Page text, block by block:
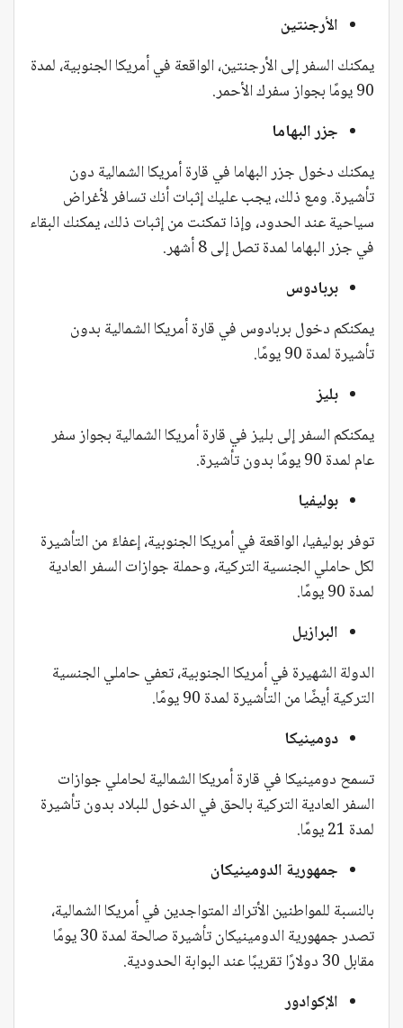
الأرجنتين
يمكنك السفر إلى الأرجنتين، الواقعة في أمريكا الجنوبية، لمدة
90 يومًا بجواز سفرك الأحمر.
جزر البهاما
يمكنك دخول جزر البهاما في قارة أمريكا الشمالية دون
تأشيرة. ومع ذلك، يجب عليك إثبات أنك تسافر لأغراض
سياحية عند الحدود، وإذا تمكنت من إثبات ذلك، يمكنك البقاء
في جزر البهاما لمدة تصل إلى 8 أشهر.
بربادوس
يمكنكم دخول بربادوس في قارة أمريكا الشمالية بدون
تأشيرة لمدة 90 يومًا.
بليز
يمكنكم السفر إلى بليز في قارة أمريكا الشمالية بجواز سفر
عام لمدة 90 يومًا بدون تأشيرة.
بوليفيا
توفر بوليفيا، الواقعة في أمريكا الجنوبية، إعفاءً من التأشيرة
لكل حاملي الجنسية التركية، وحملة جوازات السفر العادية
لمدة 90 يومًا.
البرازيل
الدولة الشهيرة في أمريكا الجنوبية، تعفي حاملي الجنسية
التركية أيضًا من التأشيرة لمدة 90 يومًا.
دومينيكا
تسمح دومينيكا في قارة أمريكا الشمالية لحاملي جوازات
السفر العادية التركية بالحق في الدخول للبلاد بدون تأشيرة
لمدة 21 يومًا.
جمهورية الدومينيكان
بالنسبة للمواطنين الأتراك المتواجدين في أمريكا الشمالية،
تصدر جمهورية الدومينيكان تأشيرة صالحة لمدة 30 يومًا
مقابل 30 دولارًا تقريبًا عند البوابة الحدودية.
الإكوادور